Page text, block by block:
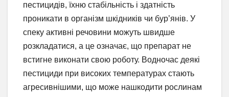
пестицидів, їхню стабільність і здатність
проникати в організм шкідників чи бур’янів. У
спеку активні речовини можуть швидше
розкладатися, а це означає, що препарат не
встигне виконати свою роботу. Водночас деякі
пестициди при високих температурах стають
агресивнішими, що може нашкодити рослинам